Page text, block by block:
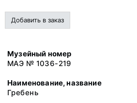
Добавить в заказ
Музейный номер
МАЭ № 1036-219
Наименование, название
Гребень